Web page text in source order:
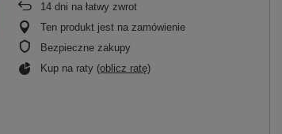
14 dni na łatwy zwrot
Ten produkt jest na zamówienie
Bezpieczne zakupy
Kup na raty (oblicz ratę)